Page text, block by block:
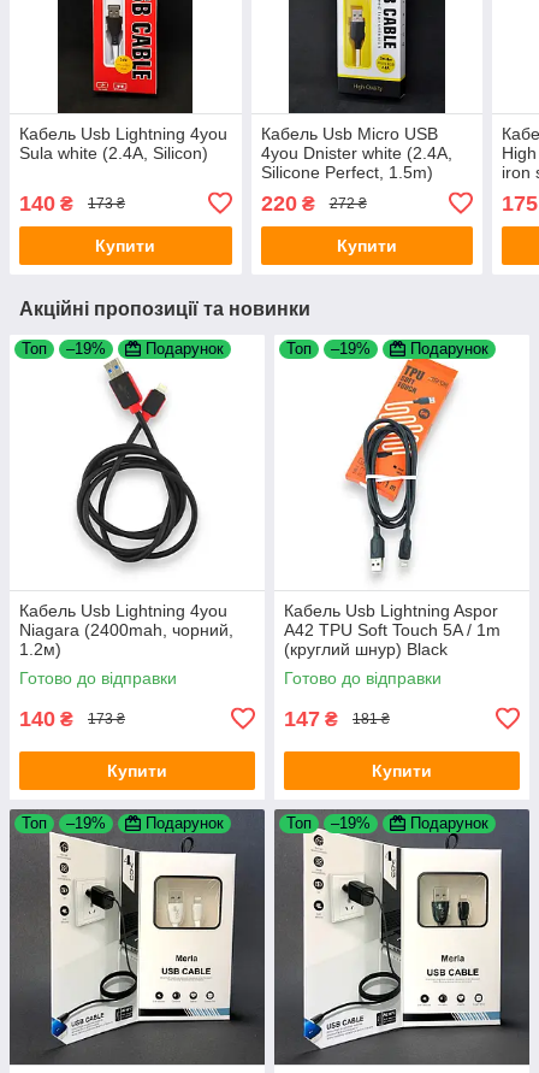
Кабель Usb Lightning 4you
Sula white (2.4A, Silicon)
140 ₴ 173 ₴
Купити
Кабель Usb Micro USB
4you Dnister white (2.4A,
Silicone Perfect, 1.5m)
220₴ 272 ₴
Купити
iron
175
Акційні пропозиції та новинки
Топ –19% Подарунок
Кабель Usb Lightning 4you
Niagara (2400mah, чорний,
1.2м)
Готово до відправки
140 ₴ 173 ₴
Купити
Топ –19% Подарунок
Кабель Usb Lightning Aspor
A42 TPU Soft Touch 5A / 1m
(круглий шнур) Black
Готово до відправки
147 ₴ 181 ₴
Купити
Топ –19% Подарунок Топ –19% Подарунок